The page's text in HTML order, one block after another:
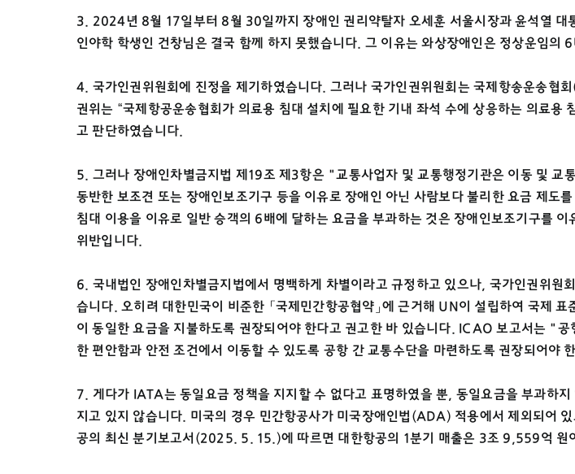
3. 2024년 8월 17일부터 8월 30일까지 장애인 권리약탈자 오세훈 서울시장과 윤석열 대
인야학 학생인 건창님은 결국 함께 하지 못했습니다. 그 이유는 와상장애인은 정상운임의
4. 국가인권위원회에 진정을 제기하였습니다. 그러나 국가인권위원회는 국제항송운송
권위는 “국제항공운송협회가 의료용 침대 설치에 필요한 기내 좌석 수에 상응하는 의료
고 판단하였습니다.
5. 그러나 장애인차별금지법 제19조 제3항은 "교통사업자 및 교통행정기관은 이동 및 교
동반한 보조견 또는 장애인보조기구 등을 이유로 장애인 아닌 사람보다 불리한 요금 제
침대 이용을 이유로 일반 승객의 6배에 달하는 요금을 부과하는 것은 장애인보조기구를
위반입니다.
6. 국내법인 장애인차별금지법에서 명백하게 차별이라고 규정하고 있으나, 국가인권위
습니다. 오히려 대한민국이 비준한 「국제민간항공협약」에 근거해 UN이 설립하여 국제
이 동일한 요금을 지불하도록 권장되어야 한다고 권고한 바 있습니다. ICAO 보고서는 "
한 편안함과 안전 조건에서 이동할 수 있도록 공항 간 교통수단을 마련하도록 권장되어야
7. 게다가 IATA는 동일요금 정책을 지지할 수 없다고 표명하였을 뿐, 동일요금을 부과하
지고 있지 않습니다. 미국의 경우 민간항공사가 미국장애인법(ADA) 적용에서 제외되어
공의 최신 분기보고서(2025. 5. 15.)에 따르면 대한항공의 1분기 매출은 3조 9,559억 원